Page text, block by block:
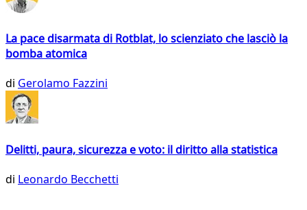
La pace disarmata di Rotblat, lo scienziato che lasciò la
bomba atomica
di Gerolamo Fazzini
Delitti, paura, sicurezza e voto: il diritto alla statistica
di Leonardo Becchetti